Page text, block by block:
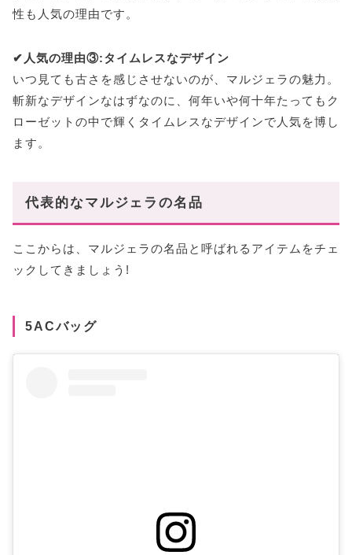
性も人気の理由です。
✔︎人気の理由③:タイムレスなデザイン
いつ見ても古さを感じさせないのが、マルジェラの魅力。
斬新なデザインなはずなのに、何年いや何十年たってもク
ローゼットの中で輝くタイムレスなデザインで人気を博し
ます。
代表的なマルジェラの名品
ここからは、マルジェラの名品と呼ばれるアイテムをチェ
ックしてきましょう!
5ACバッグ